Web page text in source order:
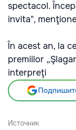
spectacol.
invita",
În acest an, la
premiilor
interpreţi
Источник